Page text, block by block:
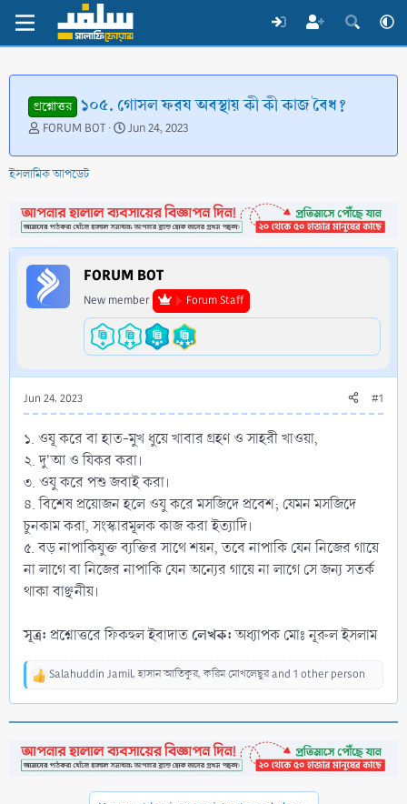
প্রশ্নোত্তর ১০৫. গোসল ফরয অবস্থায় কী কী কাজ বৈধ?
T
r
e
d
s
t
a
r
t
FORUM BOT
S
a
d
a
t
e
Jun 24, 2023
ইসলামিক আপডেট
FORUM BOT
New member Forum Staff
Jun 24, 2023 #1
১. ওযূ করে বা হাত-মুখ ধুয়ে খাবার গ্রহণ ও সাহরী খাওয়া,
২. দু'আ ও যিকর করা।
৩. ওযু করে পশু জবাই করা।
৪. বিশেষ প্রয়োজন হলে ওযু করে মসজিদে প্রবেশ; যেমন মসজিদে
চুনকাম করা, সংস্কারমূলক কাজ করা ইত্যাদি।
৫. বড় নাপাকিযুক্ত ব্যক্তির সাথে শয়ন, তবে নাপাকি যেন নিজের গায়ে
না লাগে বা নিজের নাপাকি যেন অন্যের গায়ে না লাগে সে জন্য সতর্ক
থাকা বাঞ্ছনীয়।
সূত্র: প্রশ্নোত্তরে ফিকহুল ইবাদাতলেখক:অধ্যাপক মোঃ নূরুল ইসলাম
R
t
i
Salahuddin Jamil,হাসান আতিকুর,করিম মোখলেছুরand 1 other person